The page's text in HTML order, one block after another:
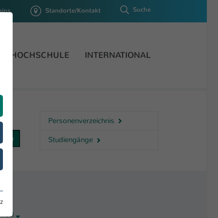
Standorte/Kontakt Suche
HOCHSCHULE INTERNATIONAL
Personenverzeichnis
Studiengänge
Titel